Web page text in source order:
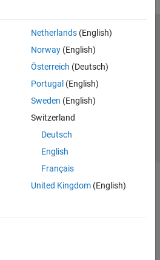
Netherlands(English)
Norway(English)
Österreich (Deutsch)
Portugal (English)
Sweden (English)
Switzerland
Deutsch
English
Français
United Kingdom(English)
Marcas comerciales
Antipiratería
Estado de las aplicaciones
Inc.
Seleccione un país/